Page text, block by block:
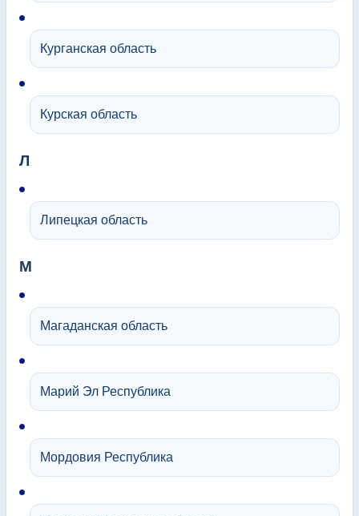
Курганская область
Курская область
Л
Липецкая область
М
Магаданская область
Марий Эл Республика
Мордовия Республика